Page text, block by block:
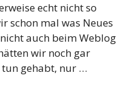
echt nicht so
schon mal was Neues
auch beim Weblog
wir noch gar
gehabt, nur …